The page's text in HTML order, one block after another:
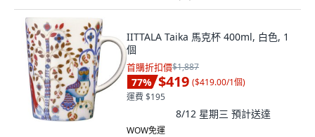
IITTALA Taika 馬克杯 400ml, 白色, 1
個
首購折扣價$1,887
77% $419 ($419.00/1個)
運費 $195
8/12 星期三 預計送達
WOW免運